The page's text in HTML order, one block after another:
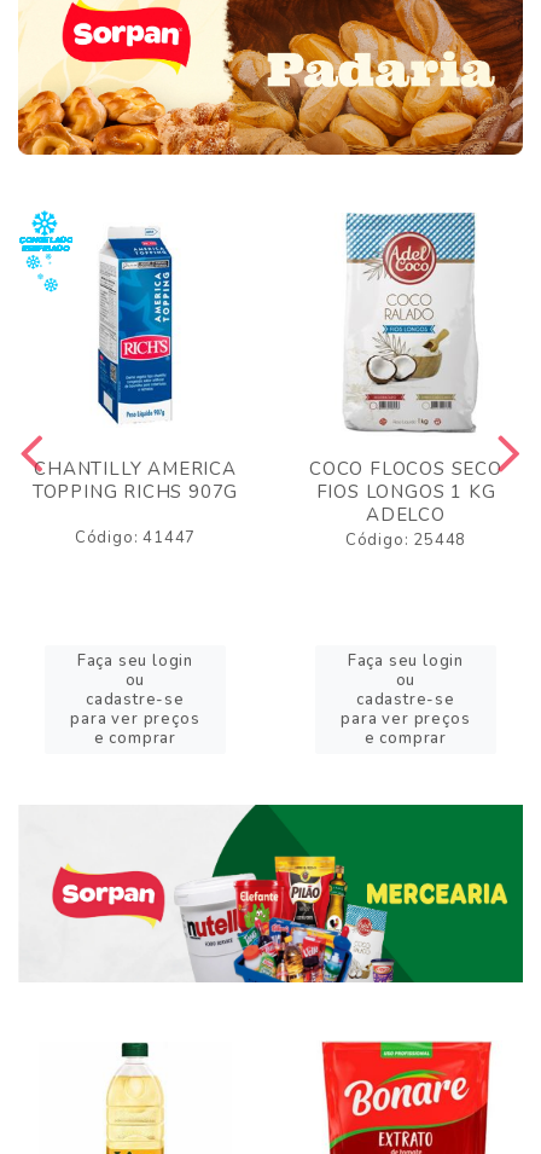
CHANTILLY AMERICA
TOPPING RICHS 907G
Código: 41447
Faça seu login
ou
cadastre-se
para ver preços
e comprar
COCO FLOCOS SECO
FIOS LONGOS 1 KG
ADELCO
Código: 25448
Faça seu login
ou
cadastre-se
para ver preços
e comprar